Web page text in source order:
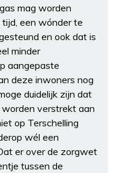
mag worden
een wónder te
en ook dat is
minder
aangepaste
deze inwoners nog
duidelijk zijn dat
worden verstrekt aan
op Terschelling
wél een
er over de zorgwet
tussen de